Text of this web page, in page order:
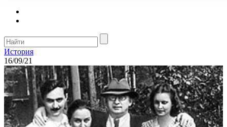
История
16/09/21